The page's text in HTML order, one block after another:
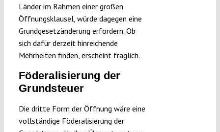
Länder im Rahmen einer großen
Öffnungsklausel, würde dagegen eine
Grundgesetzänderung erfordern. Ob
sich dafür derzeit hinreichende
Mehrheiten finden, erscheint fraglich.
Föderalisierung der
Grundsteuer
Die dritte Form der Öffnung wäre eine
vollständige Föderalisierung der